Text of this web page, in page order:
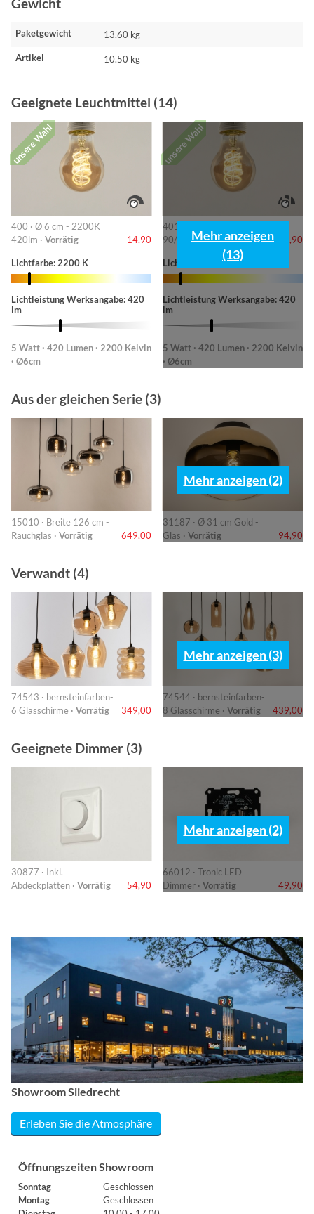
Gewicht
Paketgewicht 13.60 kg
Artikel 10.50 kg
Geeignete Leuchtmittel (14)
unsere Wahl
400 · Ø 6 cm - 2200K
420lm · Vorrätig 14,90
Lichtfarbe: 2200 K
Lichtleistung Werksangabe: 420
lm
5 Watt · 420 Lumen · 2200 Kelvin
· Ø6cm
unsere Wahl
401 · 6cm-2200K
90/220/420lm ·Vorrätig 14,90
Lichtfarbe: 2200 K
Lichtleistung Werksangabe: 420
lm
5 Watt · 420 Lumen · 2200 Kelvin
· Ø6cm
Mehr anzeigen
(13)
Aus der gleichen Serie (3)
15010 · Breite 126 cm -
Rauchglas · Vorrätig 649,00
31187 · Ø 31 cm Gold -
Glas · Vorrätig 94,90
Mehr anzeigen (2)
Verwandt (4)
74543 · bernsteinfarben-
6 Glasschirme · Vorrätig 349,00
74544 · bernsteinfarben-
8 Glasschirme · Vorrätig 439,00
Mehr anzeigen (3)
Geeignete Dimmer (3)
30877 · Inkl.
Abdeckplatten · Vorrätig 54,90
66012 · Tronic LED
Dimmer · Vorrätig 49,90
Mehr anzeigen (2)
Showroom Sliedrecht
Erleben Sie die Atmosphäre
Öffnungszeiten Showroom
Sonntag
Geschlossen
Montag
Geschlossen